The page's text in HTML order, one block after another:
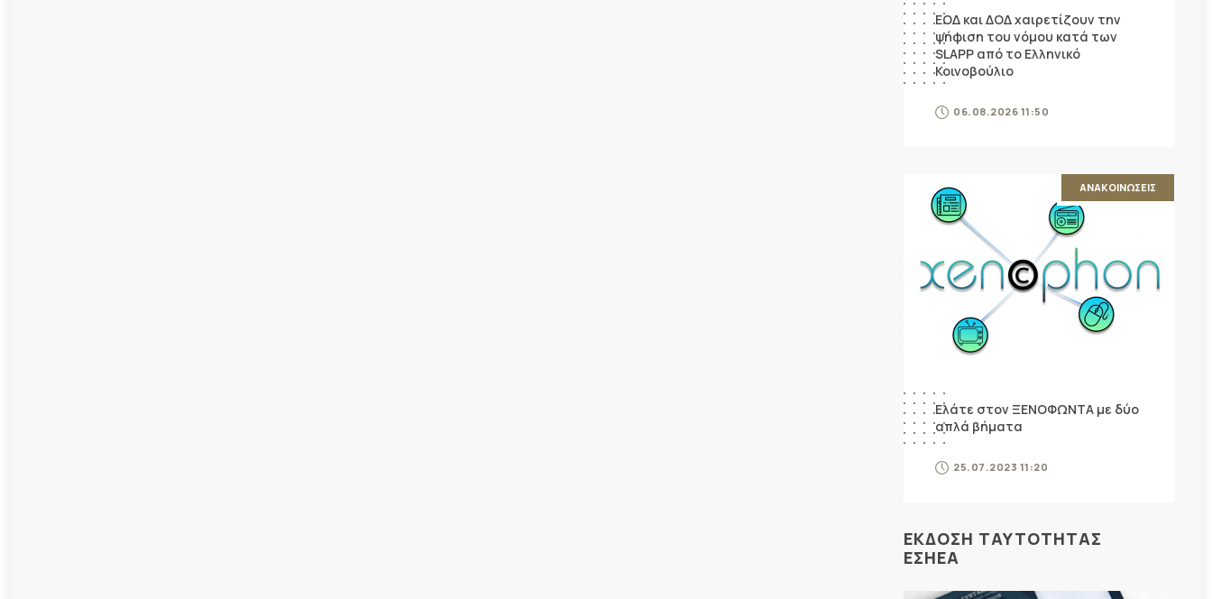
ΕΟΔ και ΔΟΔ χαιρετίζουν την
ψήφιση του νόμου κατά των
SLAPP από το Ελληνικό
Κοινοβούλιο
06.08.2026 11:50
ΑΝΑΚΟΙΝΩΣΕΙΣ
Ελάτε στον ΞΕΝΟΦΩΝΤΑ με δύο
απλά βήματα
25.07.2023 11:20
ΕΚΔΟΣΗ ΤΑΥΤΟΤΗΤΑΣ
ΕΣΗΕΑ